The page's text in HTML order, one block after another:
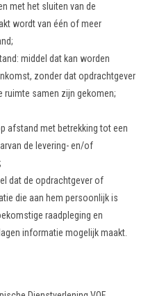
met het sluiten van de
wordt van één of meer
middel dat kan worden
zonder dat opdrachtgever
ruimte samen zijn gekomen;
afstand met betrekking tot een
de levering- en/of
dat de opdrachtgever of
die aan hem persoonlijk is
raadpleging en
informatie mogelijk maakt.